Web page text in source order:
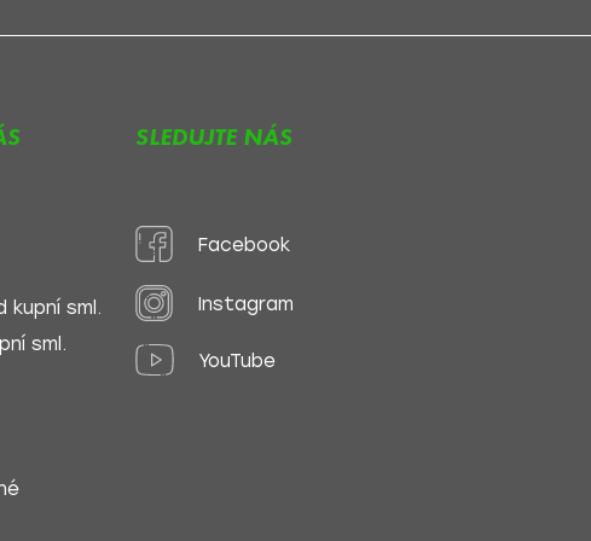
kupní sml.
sml.
SLEDUJTE NÁS
Facebook
Instagram
YouTube